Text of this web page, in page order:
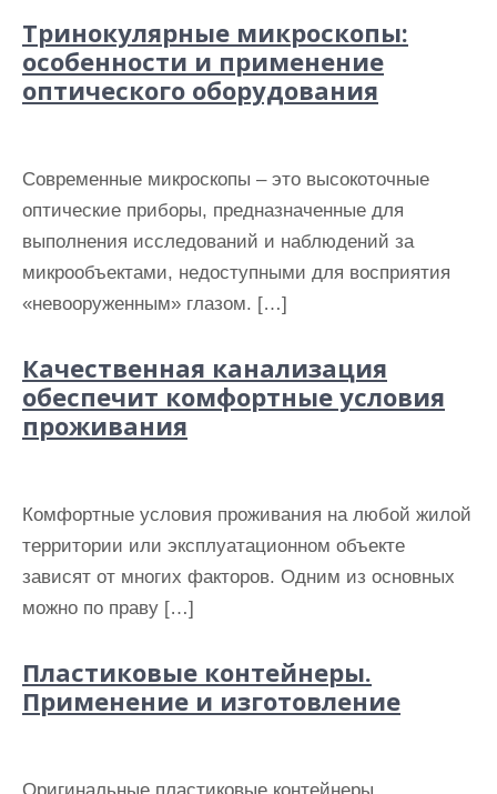
Тринокулярные микроскопы:
особенности и применение
оптического оборудования
Современные микроскопы – это высокоточные
оптические приборы, предназначенные для
выполнения исследований и наблюдений за
микрообъектами, недоступными для восприятия
«невооруженным» глазом. […]
Качественная канализация
обеспечит комфортные условия
проживания
Комфортные условия проживания на любой жилой
территории или эксплуатационном объекте
зависят от многих факторов. Одним из основных
можно по праву […]
Пластиковые контейнеры.
Применение и изготовление